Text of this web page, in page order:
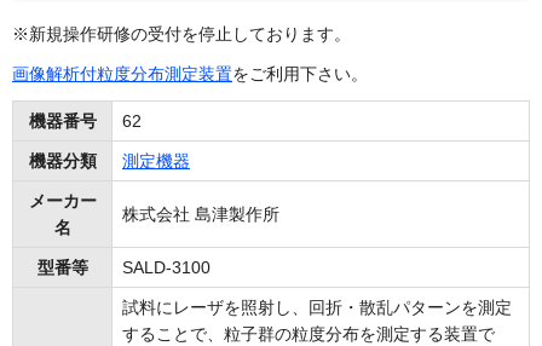
※新規操作研修の受付を停止しております。
画像解析付粒度分布測定装置をご利用下さい。
機器番号 62
機器分類 測定機器
メーカー
名
株式会社 島津製作所
型番等 SALD-3100
試料にレーザを照射し、回折・散乱パターンを測定
することで、粒子群の粒度分布を測定する装置で